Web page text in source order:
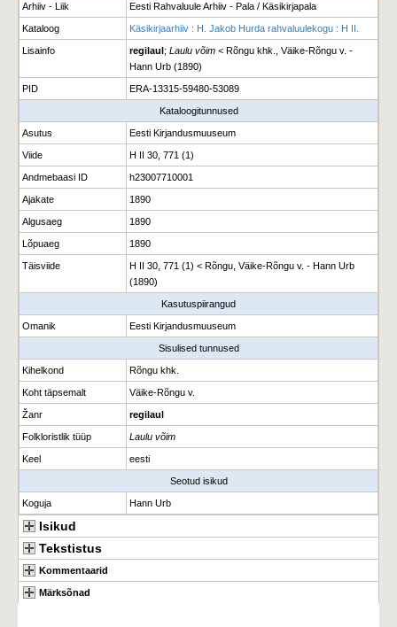
Arhiiv - Liik Eesti Rahvaluule Arhiiv - Pala / Käsikirjapala
Kataloog Käsikirjaarhiiv : H. Jakob Hurda rahvaluulekogu : H II.
Lisainfo regilaul; Laulu võim < Rõngu khk., Väike-Rõngu v. -
Hann Urb (1890)
PID ERA-13315-59480-53089
Kataloogitunnused
Asutus Eesti Kirjandusmuuseum
Viide H II 30, 771 (1)
Andmebaasi ID h23007710001
Ajakate 1890
Algusaeg 1890
Lõpuaeg 1890
Täisviide
H II 30, 771 (1) < Rõngu, Väike-Rõngu v. - Hann Urb
(1890)
Kasutuspiirangud
Omanik Eesti Kirjandusmuuseum
Sisulised tunnused
Kihelkond Rõngu khk.
Koht täpsemalt Väike-Rõngu v.
Žanr regilaul
Folkloristlik tüüp Laulu võim
Keel eesti
Seotud isikud
Koguja Hann Urb
Isikud
Tekstistus
Kommentaarid
Märksõnad